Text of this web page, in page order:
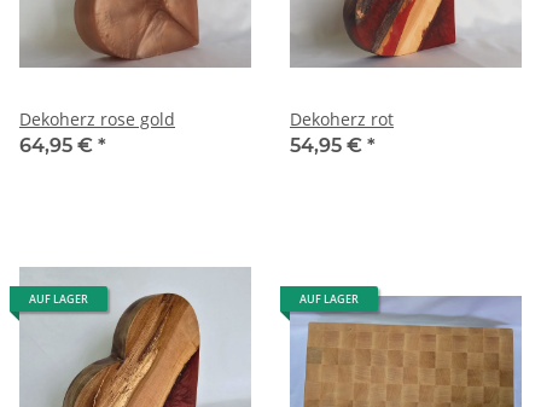
Dekoherz rose gold
64,95 € *
Dekoherz rot
54,95 € *
AUF LAGER AUF LAGER